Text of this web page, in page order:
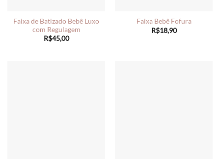
Faixa de Batizado Bebê Luxo
com Regulagem
R$45,00
Faixa Bebê Fofura
R$18,90